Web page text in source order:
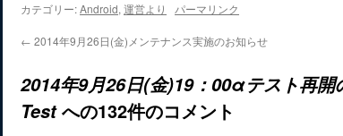
カテゴリー:Android, 運営より パーマリンク
← 2014年9月26日(金)メンテナンス実施のお知らせ
2014年9月26日(金)19：00αテスト再
Testへの132件のコメント